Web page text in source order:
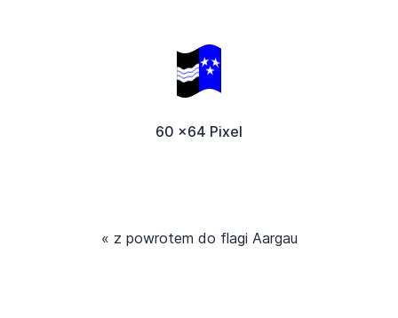
60 x64 Pixel
« z powrotem do flagi Aargau